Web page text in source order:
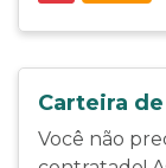
Carteira
Você não